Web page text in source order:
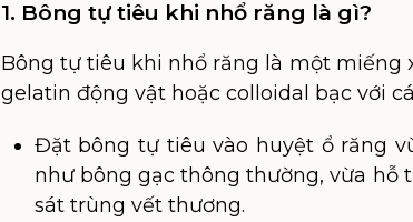
1. Bông tự tiêu khi nhổ răng là gì?
Bông tự tiêu khi nhổ răng là một miếng
gelatin động vật hoặc colloidal bạc với
Đặt bông tự tiêu vào huyệt ổ răng
như bông gạc thông thường, vừa hỗ
sát trùng vết thương.